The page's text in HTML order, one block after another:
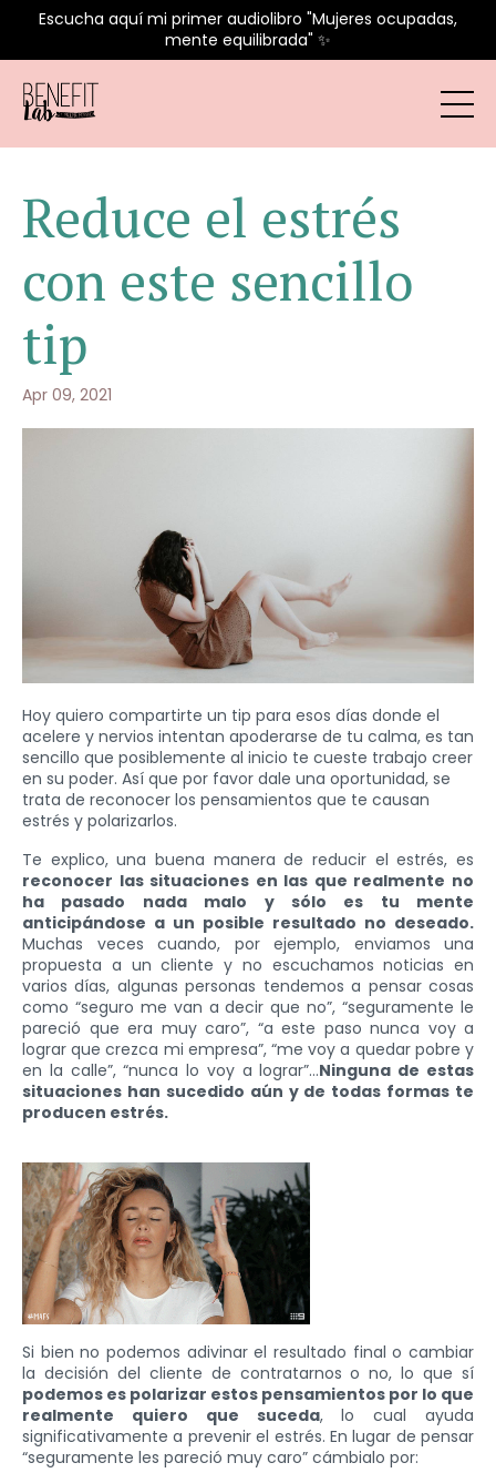
Escucha aquí mi primer audiolibro "Mujeres ocupadas,
mente equilibrada" ✨
Reduce el estrés
con este sencillo
tip
Apr 09, 2021
Hoy quiero compartirte un tip para esos días donde el
acelere y nervios intentan apoderarse de tu calma, es tan
sencillo que posiblemente al inicio te cueste trabajo creer
en su poder. Así que por favor dale una oportunidad, se
trata de reconocer los pensamientos que te causan
estrés y polarizarlos.
Te explico, una buena manera de reducir el estrés, es
reconocer las situaciones en las que realmente no
ha pasado nada malo y sólo es tu mente
anticipándose a un posible resultado no deseado.
Muchas veces cuando, por ejemplo, enviamos una
propuesta a un cliente y no escuchamos noticias en
varios días, algunas personas tendemos a pensar cosas
como “seguro me van a decir que no”, “seguramente le
pareció que era muy caro”, “a este paso nunca voy a
lograr que crezca mi empresa”, “me voy a quedar pobre y
en la calle”, “nunca lo voy a lograr”…Ninguna de estas
situaciones han sucedido aún y de todas formas te
producen estrés.
Si bien no podemos adivinar el resultado final o cambiar
la decisión del cliente de contratarnos o no, lo que sí
podemos es polarizar estos pensamientos por lo que
realmente quiero que suceda, lo cual ayuda
significativamente a prevenir el estrés. En lugar de pensar
“seguramente les pareció muy caro” cámbialo por: